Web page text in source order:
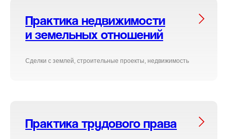
Практика недвижимости
и земельных отношений
Сделки с землей, строительные проекты, недвижимость
Практика трудового права